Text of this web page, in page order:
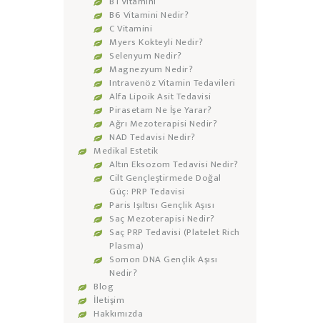
B6 Vitamini Nedir?
C Vitamini
Myers Kokteyli Nedir?
Selenyum Nedir?
Magnezyum Nedir?
Intravenöz Vitamin Tedavileri
Alfa Lipoik Asit Tedavisi
Pirasetam Ne İşe Yarar?
Ağrı Mezoterapisi Nedir?
NAD Tedavisi Nedir?
Medikal Estetik
Altın Eksozom Tedavisi Nedir?
Cilt Gençleştirmede Doğal
Güç: PRP Tedavisi
Paris Işıltısı Gençlik Aşısı
Saç Mezoterapisi Nedir?
Saç PRP Tedavisi (Platelet Rich
Plasma)
Somon DNA Gençlik Aşısı
Nedir?
Blog
İletişim
Hakkımızda